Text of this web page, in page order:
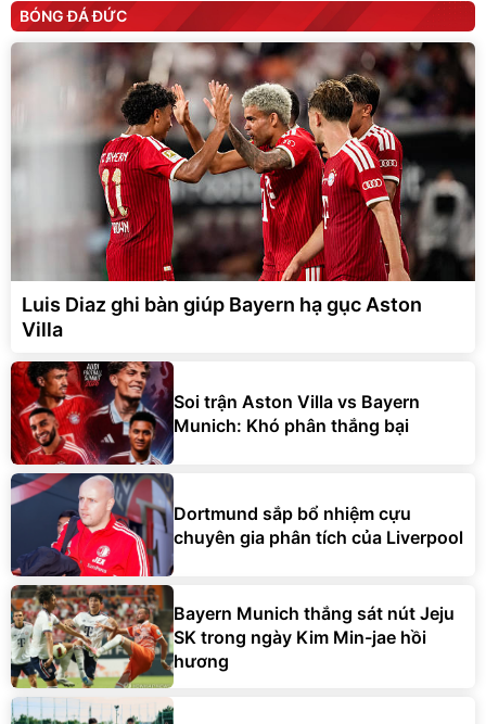
BÓNG ĐÁ ĐỨC
Luis Diaz ghi bàn giúp Bayern hạ gục Aston
Villa
Soi trận Aston Villa vs Bayern
Munich: Khó phân thắng bại
Dortmund sắp bổ nhiệm cựu
chuyên gia phân tích của Liverpool
Bayern Munich thắng sát nút Jeju
SK trong ngày Kim Min-jae hồi
hương